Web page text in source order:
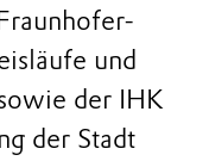
und
der IHK
der Stadt